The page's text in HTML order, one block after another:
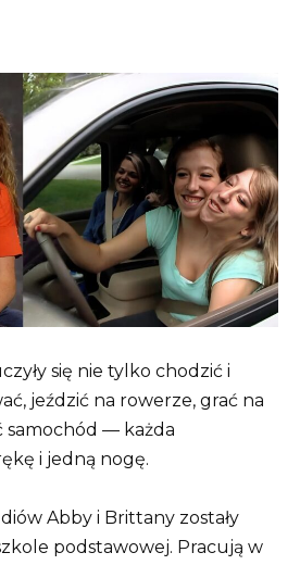
się nie tylko chodzić i
jeździć na rowerze, grać na
samochód — każda
i jedną nogę.
Abby i Brittany zostały
podstawowej. Pracują w